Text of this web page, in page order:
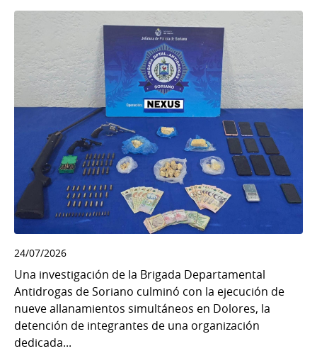
24/07/2026
Una investigación de la Brigada Departamental
Antidrogas de Soriano culminó con la ejecución de
nueve allanamientos simultáneos en Dolores, la
detención de integrantes de una organización
dedicada...